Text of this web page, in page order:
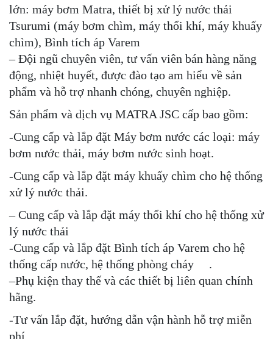
lớn: máy bơm Matra, thiết bị xử lý nước thải
Tsurumi (máy bơm chìm, máy thổi khí, máy khuấy
chìm), Bình tích áp Varem
– Đội ngũ chuyên viên, tư vấn viên bán hàng năng
động, nhiệt huyết, được đào tạo am hiểu về sản
phẩm và hỗ trợ nhanh chóng, chuyên nghiệp.
Sản phẩm và dịch vụ MATRA JSC cấp bao gồm:
-Cung cấp và lắp đặt Máy bơm nước các loại: máy
bơm nước thải, máy bơm nước sinh hoạt.
-Cung cấp và lắp đặt máy khuấy chìm cho hệ thống
xử lý nước thải.
– Cung cấp và lắp đặt máy thổi khí cho hệ thống xử
lý nước thải
-Cung cấp và lắp đặt Bình tích áp Varem cho hệ
thống cấp nước, hệ thống phòng cháy .
–Phụ kiện thay thế và các thiết bị liên quan chính
hãng.
-Tư vấn lắp đặt, hướng dẫn vận hành hỗ trợ miễn
phí